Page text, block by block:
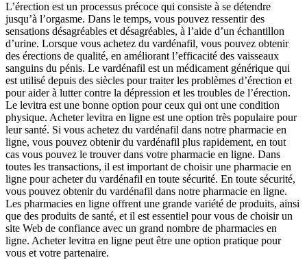
L’érection est un processus précoce qui consiste à se détendre
jusqu’à l’orgasme. Dans le temps, vous pouvez ressentir des
sensations désagréables et désagréables, à l’aide d’un échantillon
d’urine. Lorsque vous achetez du vardénafil, vous pouvez obtenir
des érections de qualité, en améliorant l’efficacité des vaisseaux
sanguins du pénis. Le vardénafil est un médicament générique qui
est utilisé depuis des siècles pour traiter les problèmes d’érection et
pour aider à lutter contre la dépression et les troubles de l’érection.
Le levitra est une bonne option pour ceux qui ont une condition
physique. Acheter levitra en ligne est une option très populaire pour
leur santé. Si vous achetez du vardénafil dans notre pharmacie en
ligne, vous pouvez obtenir du vardénafil plus rapidement, en tout
cas vous pouvez le trouver dans votre pharmacie en ligne. Dans
toutes les transactions, il est important de choisir une pharmacie en
ligne pour acheter du vardénafil en toute sécurité. En toute sécurité,
vous pouvez obtenir du vardénafil dans notre pharmacie en ligne.
Les pharmacies en ligne offrent une grande variété de produits, ainsi
que des produits de santé, et il est essentiel pour vous de choisir un
site Web de confiance avec un grand nombre de pharmacies en
ligne. Acheter levitra en ligne peut être une option pratique pour
vous et votre partenaire.